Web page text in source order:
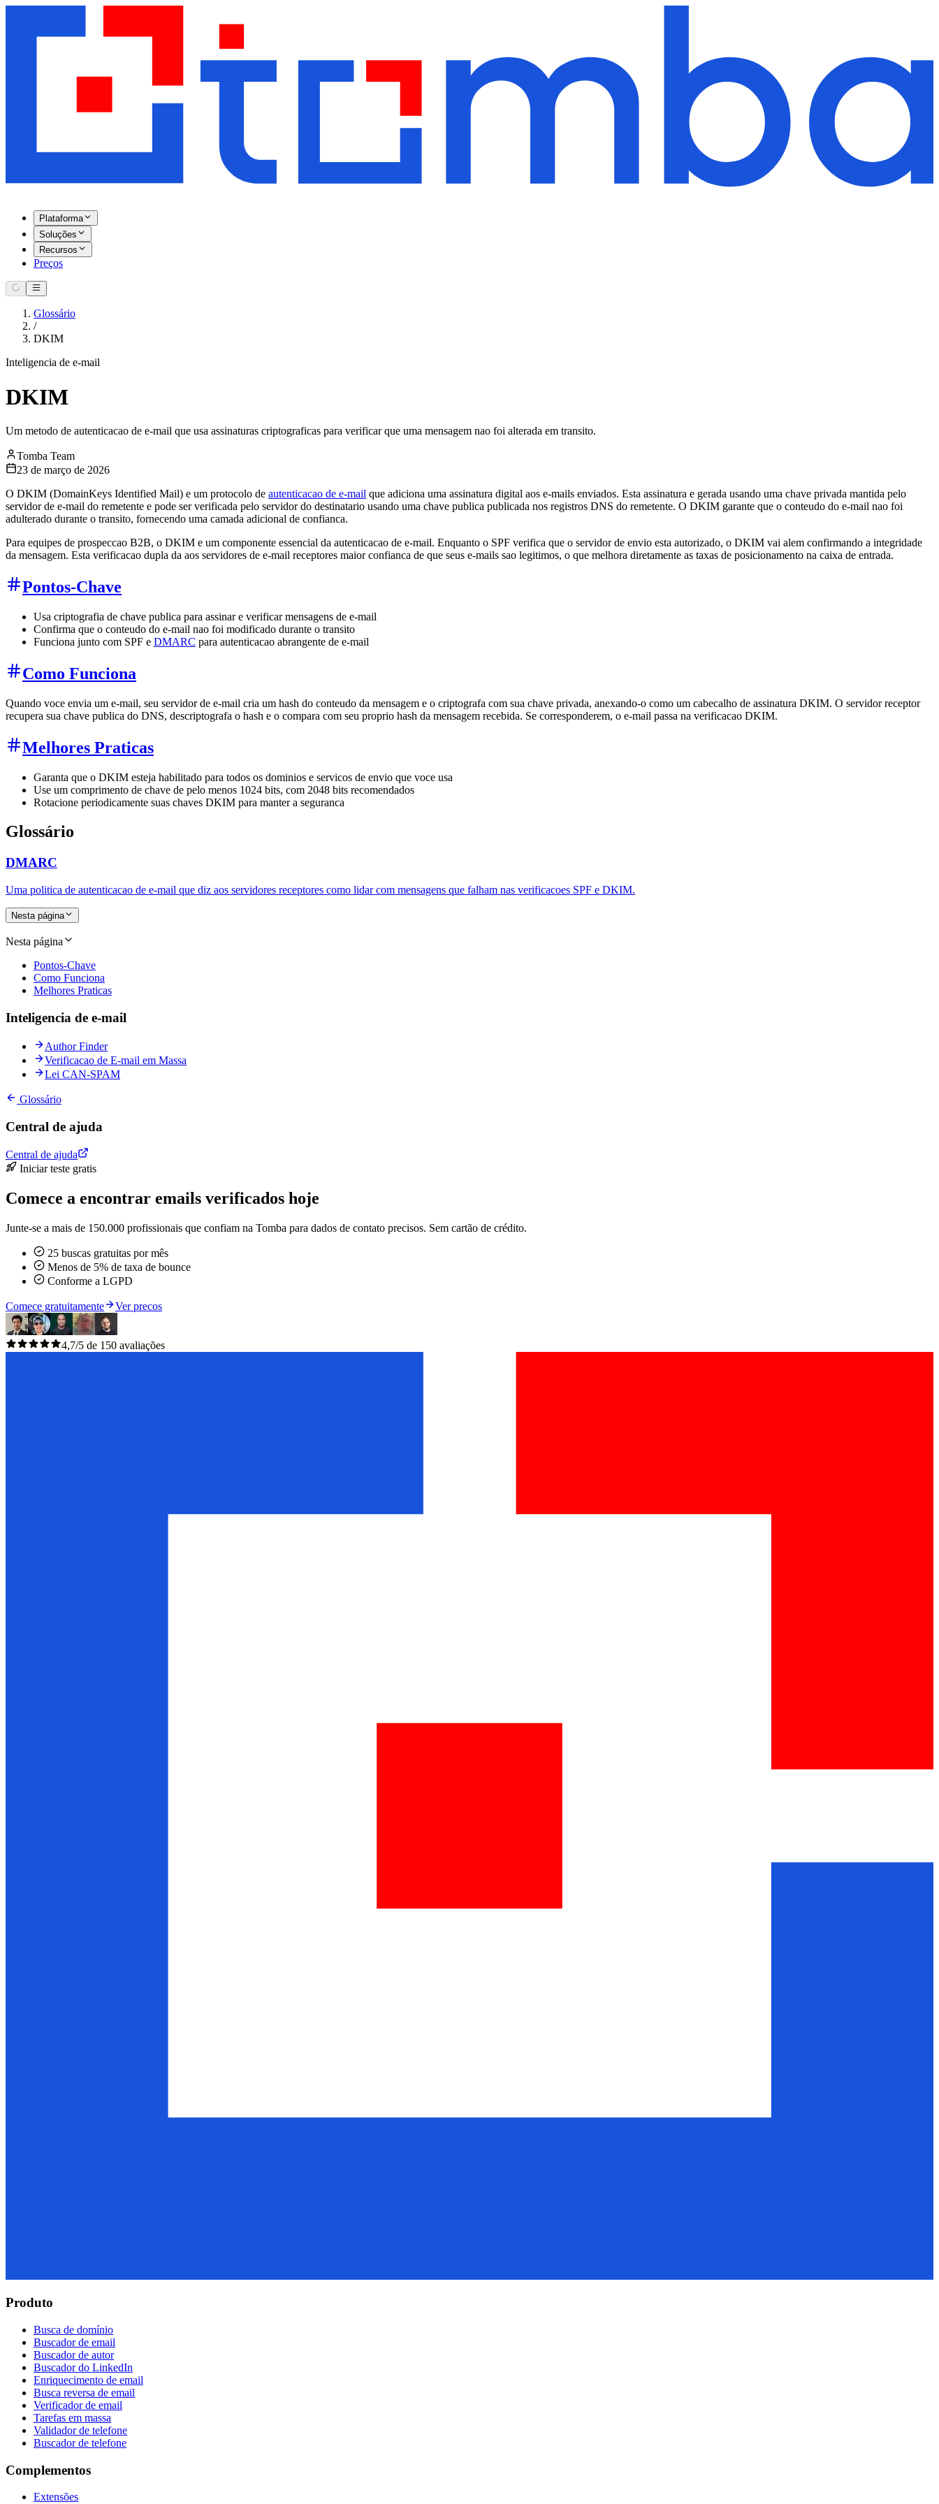
Plataforma
Soluções
Recursos
Preços
Glossário
/
DKIM
Inteligencia de e-mail
DKIM
Um metodo de autenticacao de e-mail que usa assinaturas criptograficas para verificar que uma mensagem nao foi alterada em transito.
Tomba Team
23 de março de 2026
O DKIM (DomainKeys Identified Mail) e um protocolo de autenticacao de e-mail que adiciona uma assinatura digital aos e-mails enviados. Esta assinatura e gerada usando uma chave privada mantida pelo
servidor de e-mail do remetente e pode ser verificada pelo servidor do destinatario usando uma chave publica publicada nos registros DNS do remetente. O DKIM garante que o conteudo do e-mail nao foi
adulterado durante o transito, fornecendo uma camada adicional de confianca.
Para equipes de prospeccao B2B, o DKIM e um componente essencial da autenticacao de e-mail. Enquanto o SPF verifica que o servidor de envio esta autorizado, o DKIM vai alem confirmando a integridade
da mensagem. Esta verificacao dupla da aos servidores de e-mail receptores maior confianca de que seus e-mails sao legitimos, o que melhora diretamente as taxas de posicionamento na caixa de entrada.
Pontos-Chave
Usa criptografia de chave publica para assinar e verificar mensagens de e-mail
Confirma que o conteudo do e-mail nao foi modificado durante o transito
Funciona junto com SPF e DMARC para autenticacao abrangente de e-mail
Como Funciona
Quando voce envia um e-mail, seu servidor de e-mail cria um hash do conteudo da mensagem e o criptografa com sua chave privada, anexando-o como um cabecalho de assinatura DKIM. O servidor receptor
recupera sua chave publica do DNS, descriptografa o hash e o compara com seu proprio hash da mensagem recebida. Se corresponderem, o e-mail passa na verificacao DKIM.
Melhores Praticas
Garanta que o DKIM esteja habilitado para todos os dominios e servicos de envio que voce usa
Use um comprimento de chave de pelo menos 1024 bits, com 2048 bits recomendados
Rotacione periodicamente suas chaves DKIM para manter a seguranca
Glossário
DMARC
Uma politica de autenticacao de e-mail que diz aos servidores receptores como lidar com mensagens que falham nas verificacoes SPF e DKIM.
Nesta página
Nesta página
Pontos-Chave
Como Funciona
Melhores Praticas
Inteligencia de e-mail
Author Finder
Verificacao de E-mail em Massa
Lei CAN-SPAM
Glossário
Central de ajuda
Central de ajuda
Iniciar teste gratis
Comece a encontrar emails verificados hoje
Junte-se a mais de 150.000 profissionais que confiam na Tomba para dados de contato precisos. Sem cartão de crédito.
25 buscas gratuitas por mês
Menos de 5% de taxa de bounce
Conforme a LGPD
Comece gratuitamente Ver precos
4,7/5 de 150 avaliações
Produto
Busca de domínio
Buscador de email
Buscador de autor
Buscador do LinkedIn
Enriquecimento de email
Busca reversa de email
Verificador de email
Tarefas em massa
Validador de telefone
Buscador de telefone
Complementos
Extensões